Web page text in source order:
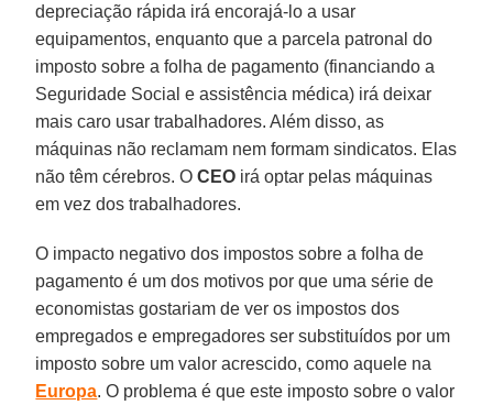
depreciação rápida irá encorajá-lo a usar
equipamentos, enquanto que a parcela patronal do
imposto sobre a folha de pagamento (financiando a
Seguridade Social e assistência médica) irá deixar
mais caro usar trabalhadores. Além disso, as
máquinas não reclamam nem formam sindicatos. Elas
não têm cérebros. OCEO irá optar pelas máquinas
em vez dos trabalhadores.
O impacto negativo dos impostos sobre a folha de
pagamento é um dos motivos por que uma série de
economistas gostariam de ver os impostos dos
empregados e empregadores ser substituídos por um
imposto sobre um valor acrescido, como aquele na
Europa. O problema é que este imposto sobre o valor